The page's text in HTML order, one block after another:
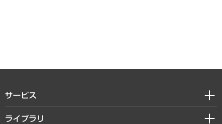
サービス
経営戦略
ライブラリ